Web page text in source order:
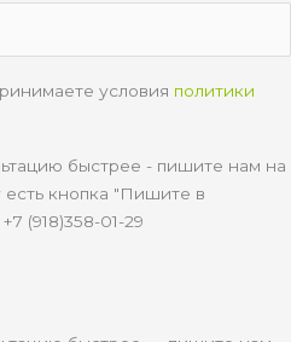
условия политики
быстрее - пишите нам на
кнопка "Пишите в
(918)358-01-29